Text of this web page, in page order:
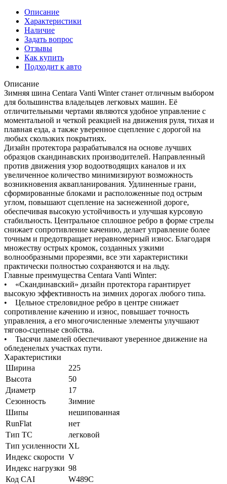
Описание
Характеристики
Наличие
Задать вопрос
Отзывы
Как купить
Подходит к авто
Описание
Зимняя шина Centara Vanti Winter станет отличным выбором
для большинства владельцев легковых машин. Её
отличительными чертами являются удобное управление с
моментальной и четкой реакцией на движения руля, тихая и
плавная езда, а также уверенное сцепление с дорогой на
любых скользких покрытиях.
Дизайн протектора разрабатывался на основе лучших
образцов скандинавских производителей. Направленный
против движения узор водоотводящих каналов и их
увеличенное количество минимизируют возможность
возникновения аквапланирования. Удлиненные грани,
сформированные блоками и расположенные под острым
углом, повышают сцепление на заснеженной дороге,
обеспечивая высокую устойчивость и улучшая курсовую
стабильность. Центральное сплошное ребро в форме стрелы
снижает сопротивление качению, делает управление более
точным и предотвращает неравномерный износ. Благодаря
множеству острых кромок, созданных узкими
волнообразными прорезями, все эти характеристики
практически полностью сохраняются и на льду.
Главные преимущества Centara Vanti Winter:
• «Скандинавский» дизайн протектора гарантирует
высокую эффективность на зимних дорогах любого типа.
• Цельное стреловидное ребро в центре снижает
сопротивление качению и износ, повышает точность
управления, а его многочисленные элементы улучшают
тягово-сцепные свойства.
• Тысячи ламелей обеспечивают уверенное движение на
обледенелых участках пути.
Характеристики
Ширина
225
Высота
50
Диаметр
17
Сезонность
Зимние
Шипы
нешипованная
RunFlat
нет
Тип ТС
легковой
Тип усиленности XL
Индекс скорости V
Индекс нагрузки 98
Код CAI
W489C